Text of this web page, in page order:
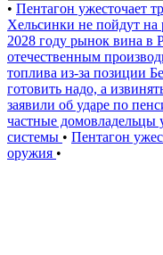
• Пентагон ужесточает
Хельсинки не пойдут на
2028 году рынок вина в
отечественным
топлива из-за позиции
готовить надо, а
заявили об ударе по
частные домовладельцы
системы • Пентагон
оружия •